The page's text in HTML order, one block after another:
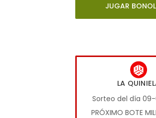
JUGAR
LA
Sorteo del día
PRÓXIMO BOTE